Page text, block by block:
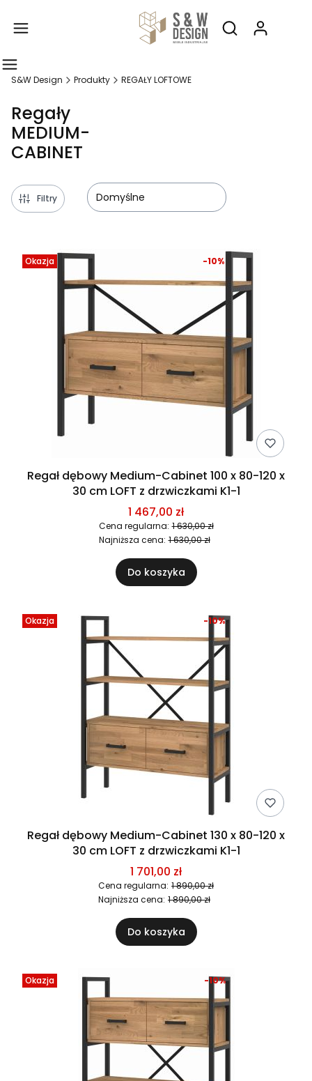
Otwórz
S&W Design Produkty REGAŁY LOFTOWE
Regały
MEDIUM-
CABINET
Filtry Domyślne
Okazja
Regał dębowy Medium-Cabinet 100 x 80-120 x
30 cm LOFT z drzwiczkami K1-1
1 467,00 zł
Cena regularna: 1 630,00 zł
-10%
Najniższa cena: 1 630,00 zł
Do koszyka
Okazja
Regał dębowy Medium-Cabinet 130 x 80-120 x
30 cm LOFT z drzwiczkami K1-1
1 701,00 zł
Cena regularna: 1 890,00 zł
-10%
Najniższa cena: 1 890,00 zł
Do koszyka
Okazja -10%